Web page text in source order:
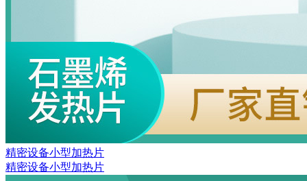
精密设备小型加热片
精密设备小型加热片